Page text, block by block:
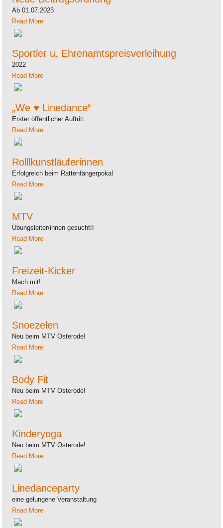
Ab 01.07.2023
Read More
Sportler u. Ehrenamtspreisverleihung
2022
Read More
„We ♥ Linedance“
Erster öffentlicher Auftritt
Read More
Rolllkunstläuferinnen
Erfolgreich beim Rattenfängerpokal
Read More
MTV
Übungsleiter/innen gesucht!!
Read More
Freizeit-Kicker
Mach mit!
Read More
Snoezelen
Neu beim MTV Osterode!
Read More
Body Fit
Neu beim MTV Osterode!
Read More
Kinderyoga
Neu beim MTV Osterode!
Read More
Linedanceparty
eine gelungene Veranstaltung
Read More